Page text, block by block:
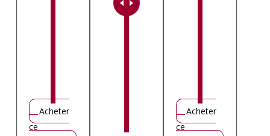
Acheter
ce
Acheter
ce